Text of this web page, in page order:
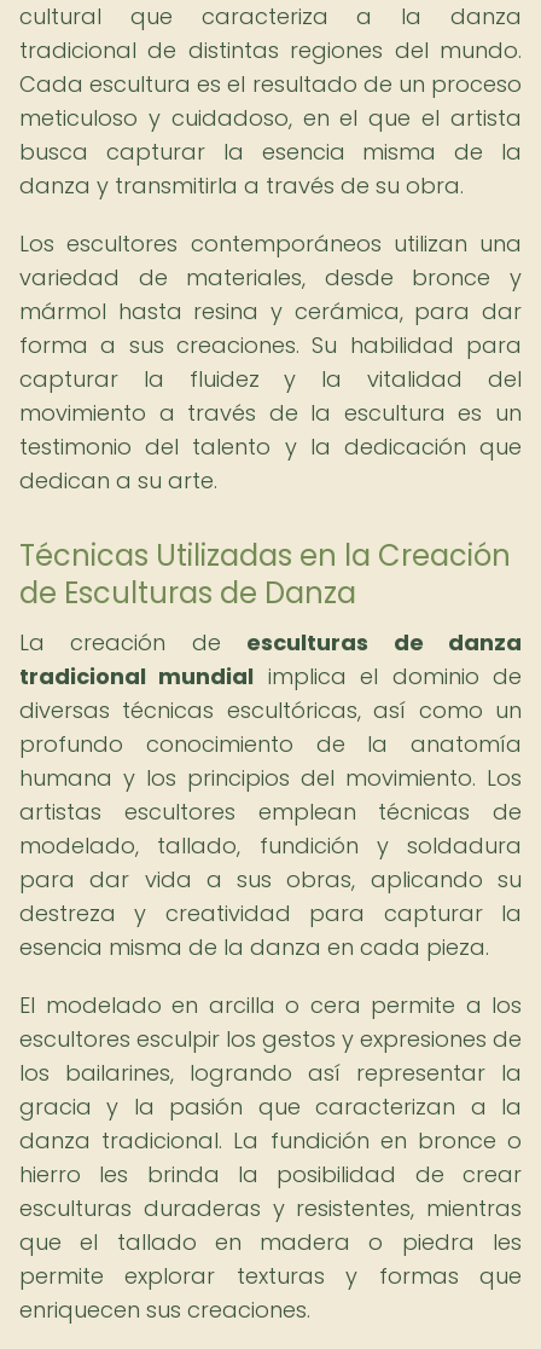
cultural que caracteriza a la danza
tradicional de distintas regiones del mundo.
Cada escultura es el resultado de un proceso
meticuloso y cuidadoso, en el que el artista
busca capturar la esencia misma de la
danza y transmitirla a través de su obra.
Los escultores contemporáneos utilizan una
variedad de materiales, desde bronce y
mármol hasta resina y cerámica, para dar
forma a sus creaciones. Su habilidad para
capturar la fluidez y la vitalidad del
movimiento a través de la escultura es un
testimonio del talento y la dedicación que
dedican a su arte.
Técnicas Utilizadas en la Creación
de Esculturas de Danza
La creación de esculturas de danza
tradicional mundial implica el dominio de
diversas técnicas escultóricas, así como un
profundo conocimiento de la anatomía
humana y los principios del movimiento. Los
artistas escultores emplean técnicas de
modelado, tallado, fundición y soldadura
para dar vida a sus obras, aplicando su
destreza y creatividad para capturar la
esencia misma de la danza en cada pieza.
El modelado en arcilla o cera permite a los
escultores esculpir los gestos y expresiones de
los bailarines, logrando así representar la
gracia y la pasión que caracterizan a la
danza tradicional. La fundición en bronce o
hierro les brinda la posibilidad de crear
esculturas duraderas y resistentes, mientras
que el tallado en madera o piedra les
permite explorar texturas y formas que
enriquecen sus creaciones.